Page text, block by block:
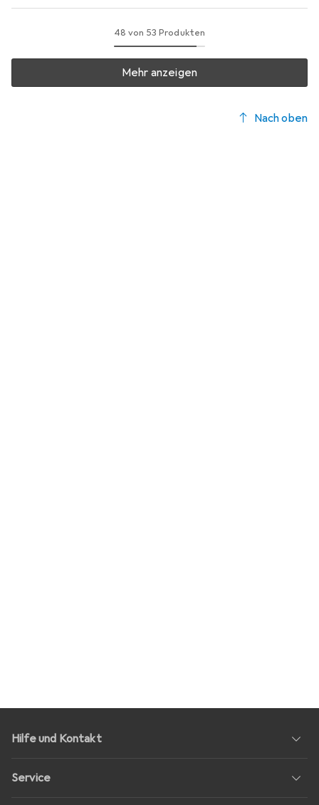
48 von 53 Produkten
Mehr anzeigen
Nach oben
Hilfe und Kontakt
Service